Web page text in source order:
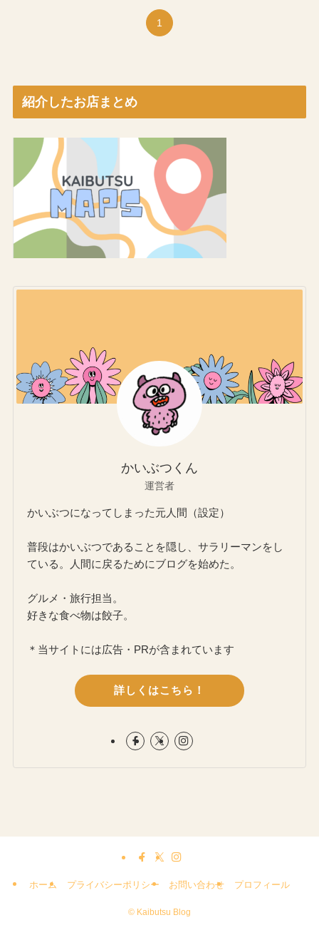
1
紹介したお店まとめ
かいぶつくん
運営者
かいぶつになってしまった元人間（設定）
普段はかいぶつであることを隠し、サラリーマンをし
ている。人間に戻るためにブログを始めた。
グルメ・旅行担当。
好きな食べ物は餃子。
＊当サイトには広告・PRが含まれています
詳しくはこちら！
ホーム プライバシーポリシー お問い合わせ プロフィール
© Kaibutsu Blog